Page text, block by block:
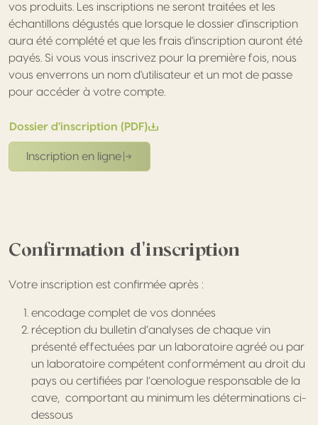
vos produits. Les inscriptions ne seront traitées et les
échantillons dégustés que lorsque le dossier d'inscription
aura été complété et que les frais d'inscription auront été
payés. Si vous vous inscrivez pour la première fois, nous
vous enverrons un nom d'utilisateur et un mot de passe
pour accéder à votre compte.
Dossier d'inscription (PDF)
Inscription en ligne
Confirmation d'inscription
Votre inscription est confirmée après :
encodage complet de vos données
réception du bulletin d’analyses de chaque vin
présenté effectuées par un laboratoire agréé ou par
un laboratoire compétent conformément au droit du
pays ou certifiées par l’œnologue responsable de la
cave, comportant au minimum les déterminations ci-
dessous